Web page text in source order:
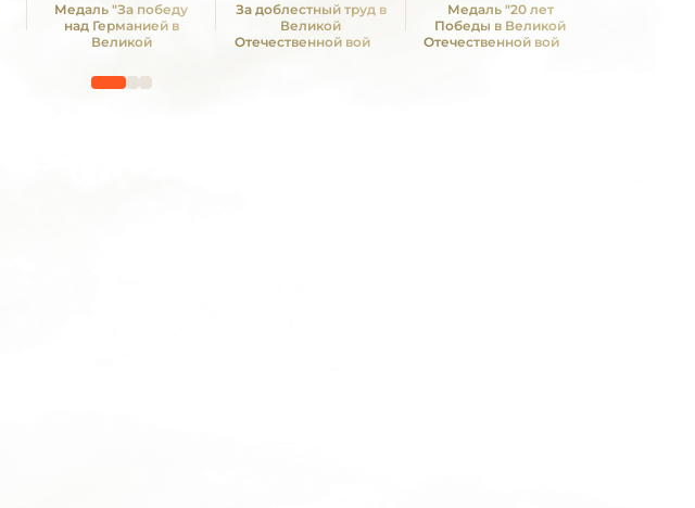
Медаль "За победу
над Германией в
Великой
1941 -1945 гг."
За доблестный труд в
Великой
Отечественной войне
Медаль "20 лет
Победы в Великой
Отечественной войне